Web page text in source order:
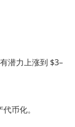
潜力上涨到 $3–
币化。